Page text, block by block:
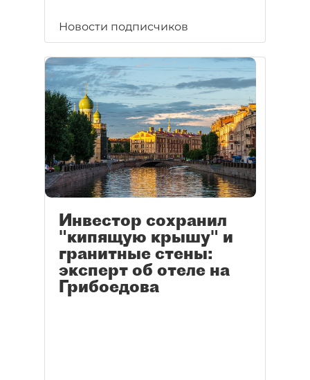
Новости подписчиков
Инвестор сохранил
"кипящую крышу" и
гранитные стены:
эксперт об отеле на
Грибоедова